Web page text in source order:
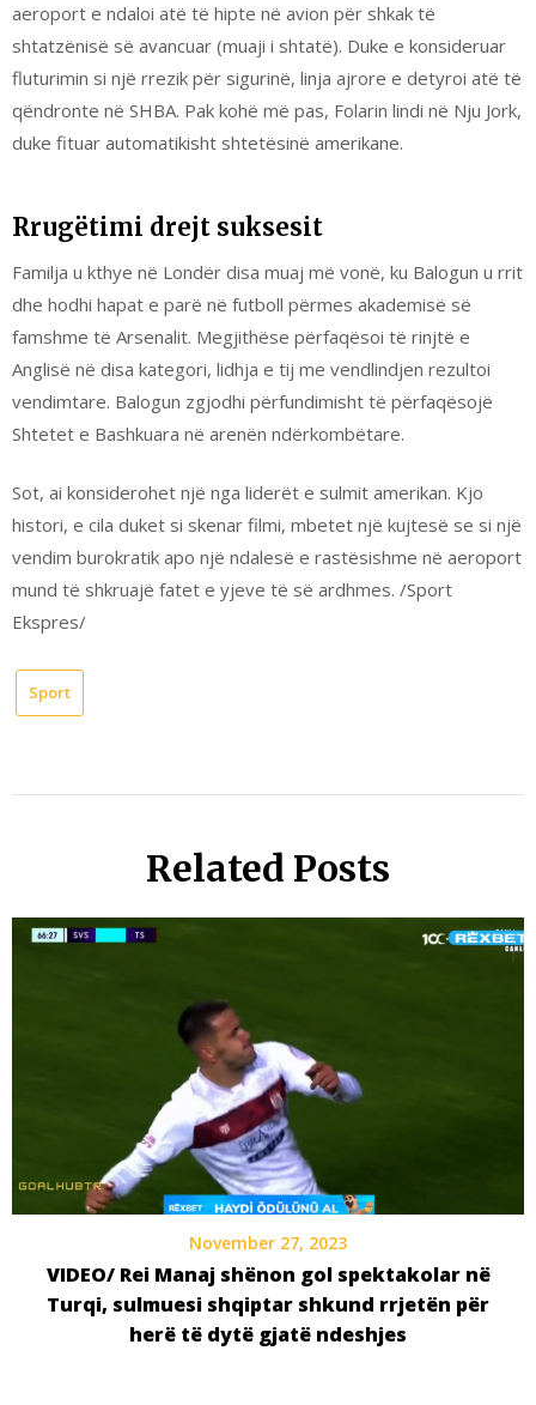
aeroport e ndaloi atë të hipte në avion për shkak të
shtatzënisë së avancuar (muaji i shtatë). Duke e konsideruar
fluturimin si një rrezik për sigurinë, linja ajrore e detyroi atë të
qëndronte në SHBA. Pak kohë më pas, Folarin lindi në Nju Jork,
duke fituar automatikisht shtetësinë amerikane.
Rrugëtimi drejt suksesit
Familja u kthye në Londër disa muaj më vonë, ku Balogun u rrit
dhe hodhi hapat e parë në futboll përmes akademisë së
famshme të Arsenalit. Megjithëse përfaqësoi të rinjtë e
Anglisë në disa kategori, lidhja e tij me vendlindjen rezultoi
vendimtare. Balogun zgjodhi përfundimisht të përfaqësojë
Shtetet e Bashkuara në arenën ndërkombëtare.
Sot, ai konsiderohet një nga liderët e sulmit amerikan. Kjo
histori, e cila duket si skenar filmi, mbetet një kujtesë se si një
vendim burokratik apo një ndalesë e rastësishme në aeroport
mund të shkruajë fatet e yjeve të së ardhmes. /Sport
Ekspres/
Sport
Related Posts
November 27, 2023
VIDEO/ Rei Manaj shënon gol spektakolar në
Turqi, sulmuesi shqiptar shkund rrjetën për
herë të dytë gjatë ndeshjes